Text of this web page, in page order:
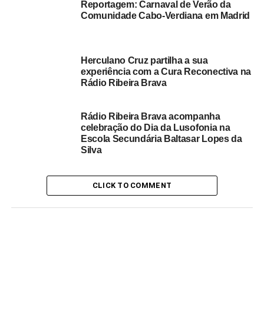
Manhas Animadas
Reportagem: Carnaval de Verão da
Comunidade Cabo‑Verdiana em Madrid
Herculano Cruz partilha a sua
experiência com a Cura Reconectiva na
Rádio Ribeira Brava
Rádio Ribeira Brava acompanha
celebração do Dia da Lusofonia na
Escola Secundária Baltasar Lopes da
Silva
CLICK TO COMMENT